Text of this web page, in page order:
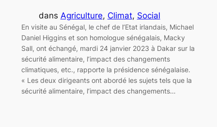
dans Agriculture, Climat, Social
En visite au Sénégal, le chef de l’Etat irlandais, Michael
Daniel Higgins et son homologue sénégalais, Macky
Sall, ont échangé, mardi 24 janvier 2023 à Dakar sur la
sécurité alimentaire, l’impact des changements
climatiques, etc., rapporte la présidence sénégalaise.
« Les deux dirigeants ont abordé les sujets tels que la
sécurité alimentaire, l’impact des changements…